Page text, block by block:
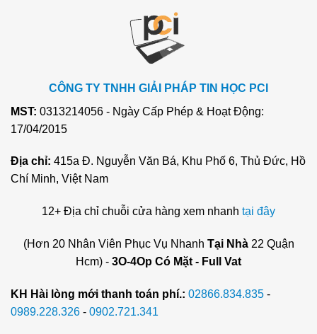
CÔNG TY TNHH GIẢI PHÁP TIN HỌC PCI
MST: 0313214056 - Ngày Cấp Phép & Hoạt Động:
17/04/2015
Địa chỉ: 415a Đ. Nguyễn Văn Bá, Khu Phố 6, Thủ Đức, Hồ
Chí Minh, Việt Nam
12+ Địa chỉ chuỗi cửa hàng xem nhanh tại đây
(Hơn 20 Nhân Viên Phục Vụ Nhanh Tại Nhà22 Quận
Hcm) - 3O-4Op Có Mặt - Full Vat
KH Hài lòng mới thanh toán phí.: 02866.834.835 -
0989.228.326 - 0902.721.341